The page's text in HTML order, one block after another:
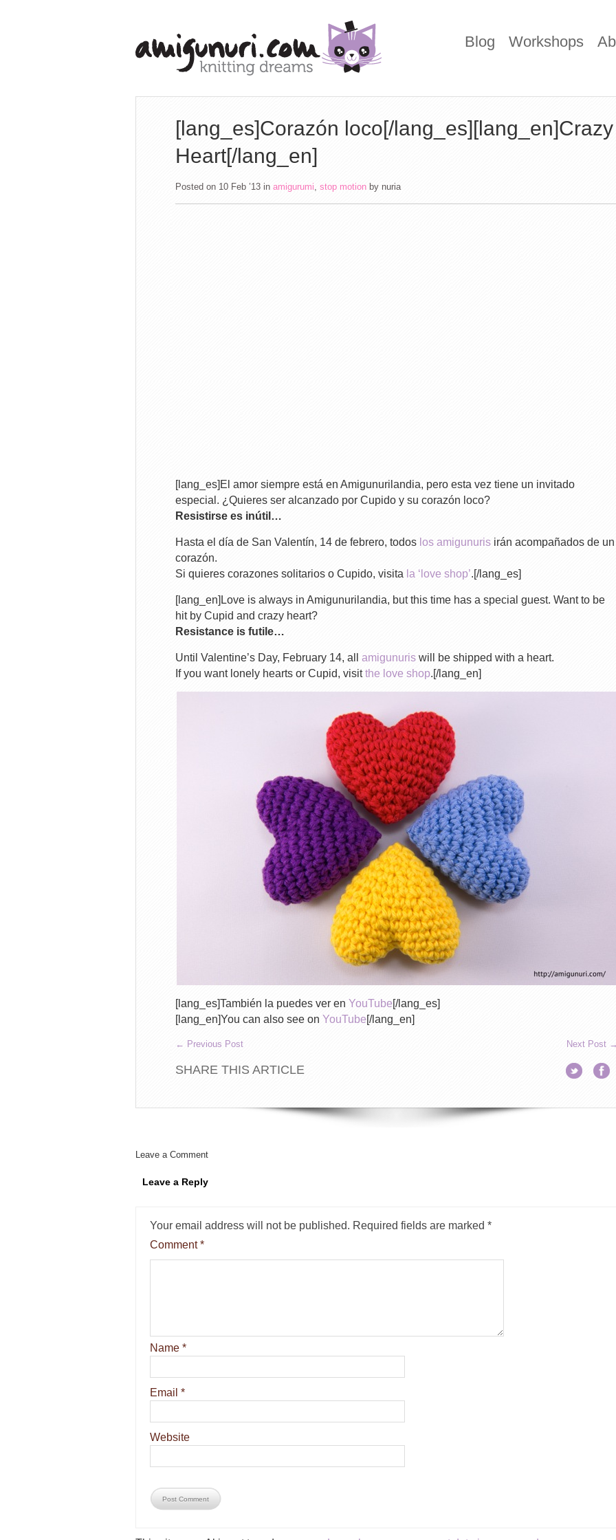
Blog Workshops
[lang_es]Corazón loco[/lang_es][lang_en]Crazy
Heart[/lang_en]
Posted on 10 Feb ’13 in amigurumi, stop motion by nuria
[lang_es]El amor siempre está en Amigunurilandia, pero esta vez tiene un invitado
especial. ¿Quieres ser alcanzado por Cupido y su corazón loco?
Resistirse es inútil…
Hasta el día de San Valentín, 14 de febrero, todos los amigunuris irán acompañados de un
corazón.
Si quieres corazones solitarios o Cupido, visita la ‘love shop’.[/lang_es]
[lang_en]Love is always in Amigunurilandia, but this time has a special guest. Want to be
hit by Cupid and crazy heart?
Resistance is futile…
Until Valentine’s Day, February 14, all amigunuris will be shipped with a heart.
If you want lonely hearts or Cupid, visitthe love shop.[/lang_en]
[lang_es]También la puedes ver en YouTube[/lang_es]
[lang_en]You can also see on YouTube[/lang_en]
← Previous Post Next Post
SHARE THIS ARTICLE
Leave a Comment
Leave a Reply
Your email address will not be published. Required fields are marked *
Comment*
Name *
Email *
Website